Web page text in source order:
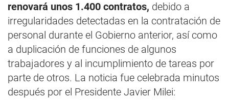
renovará unos 1.400 contratos, debido a
irregularidades detectadas en la contratación de
personal durante el Gobierno anterior, así como
a duplicación de funciones de algunos
trabajadores y al incumplimiento de tareas por
parte de otros. La noticia fue celebrada minutos
después por el Presidente Javier Milei: